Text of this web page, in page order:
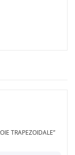
TRAPEZOIDALE”